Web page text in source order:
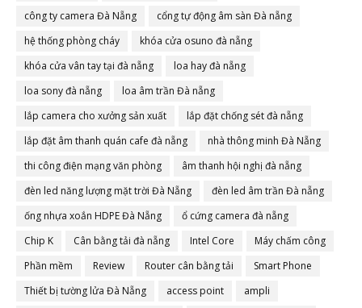
công ty camera Đà Nẵng
cổng tự động âm sàn Đà nẵng
hệ thống phòng cháy
khóa cửa osuno đà nẵng
khóa cửa vân tay tại đà nẵng
loa hay đà nẵng
loa sony đà nẵng
loa âm trần Đà nẵng
lắp camera cho xưởng sản xuất
lắp đặt chống sét đà nẵng
lắp đặt âm thanh quán cafe đà nẵng
nhà thông minh Đà Nẵng
thi công điện mạng văn phòng
âm thanh hội nghị đà nẵng
đèn led năng lượng mặt trời Đà Nẵng
đèn led âm trần Đà nẵng
ống nhựa xoắn HDPE Đà Nẵng
ổ cứng camera đà nẵng
Chip K
Cân bằng tải đà nẵng Intel Core
Máy chấm công
Phần mềm
Review Router cân bằng tải
Smart Phone
Thiết bị tường lửa Đà Nẵng
access point
ampli